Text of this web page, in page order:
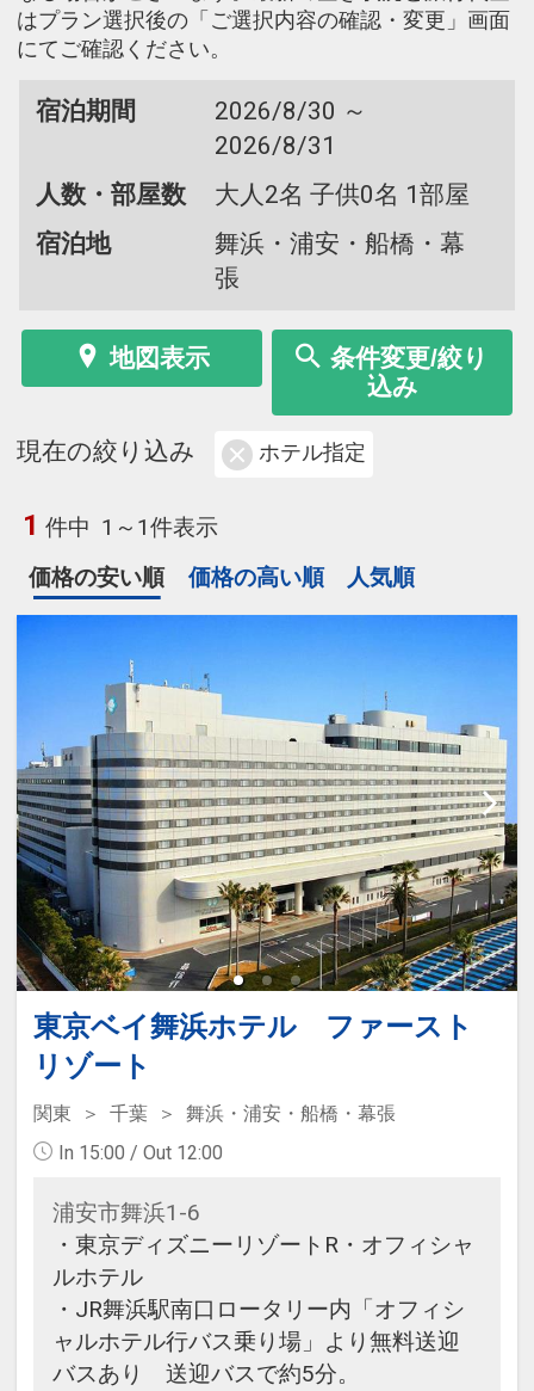
はプラン選択後の「ご選択内容の確認・変更」画面
にてご確認ください。
宿泊期間
2026/8/30 ～
2026/8/31
人数・部屋数
大人2名 子供0名 1部屋
宿泊地
舞浜・浦安・船橋・幕
張
地図表示
条件変更/絞り
込み
現在の絞り込み ホテル指定
1 件中 1～1件表示
価格の安い順
価格の高い順 人気順
東京ベイ舞浜ホテル ファースト
リゾート
関東 千葉
舞浜・浦安・船橋・幕張
In 15:00 / Out 12:00
浦安市舞浜1-6
・東京ディズニーリゾートR・オフィシャ
ルホテル
・JR舞浜駅南口ロータリー内「オフィシ
ャルホテル行バス乗り場」より無料送迎
バスあり 送迎バスで約5分。